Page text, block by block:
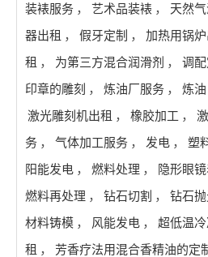
装裱服务 ， 艺术品装裱 ， 天然
器出租 ， 假牙定制 ， 加热用锅炉
租 ， 为第三方混合润滑剂 ， 调
印章的雕刻 ， 炼油厂服务 ， 炼油
激光雕刻机出租 ， 橡胶加工 ，
务 ， 气体加工服务 ， 发电 ， 塑
阳能发电 ， 燃料处理 ， 隐形眼
燃料再处理 ， 钻石切割 ， 钻石
材料铸模 ， 风能发电 ， 超低温
租 ， 芳香疗法用混合香精油的定